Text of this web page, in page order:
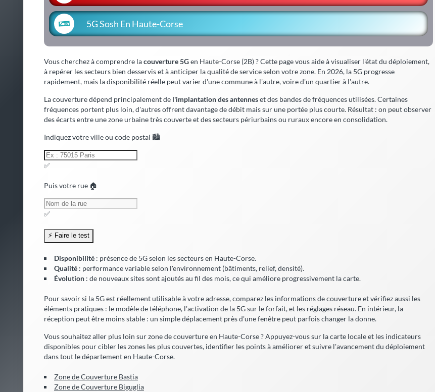
5G Sosh En Haute-Corse
Vous cherchez à comprendre lacouverture 5Gen Haute-Corse (2B) ? Cette page vous aide à visualiser l'état du déploiement,
à repérer les secteurs bien desservis et à anticiper la qualité de service selon votre zone. En 2026, la 5G progresse
rapidement, mais la disponibilité réelle peut varier d'une commune à l'autre, voire d'un quartier à l'autre.
La couverture dépend principalement de l'implantation des antenneset des bandes de fréquencesutilisées. Certaines
fréquences portent plus loin, d'autres offrent davantage de débit mais sur une portée plus courte. Résultat : on peut observer
des écarts entre une zone urbaine très couverte et des secteurs périurbains ou ruraux encore en consolidation.
Indiquez votre ville ou code postal 🏙️
✅
Puis votre rue 🏠
✅
Disponibilité : présence de 5G selon les secteurs en Haute-Corse.
Qualité : performance variable selon l'environnement (bâtiments, relief, densité).
Évolution : de nouveaux sites sont ajoutés au fil des mois, ce qui améliore progressivement la carte.
Pour savoir si la 5G est réellement utilisable à votre adresse, comparez les informations de couverture et vérifiez aussi les
éléments pratiques : le modèle de téléphone, l'activation de la 5G sur le forfait, et les réglages réseau. En intérieur, la
réception peut être moins stable : un simple déplacement près d'une fenêtre peut parfois changer la donne.
Vous souhaitez aller plus loin sur zone de couverture en Haute-Corse ? Appuyez-vous sur la carte locale et les indicateurs
disponibles pour cibler les zones les plus couvertes, identifier les points à améliorer et suivre l'avancement du déploiement
dans tout le département en Haute-Corse.
Zone de Couverture Bastia
Zone de Couverture Biguglia